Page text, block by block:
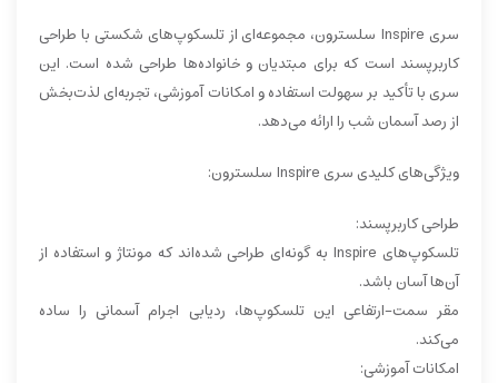
سری Inspire سلسترون، مجموعه‌ای از تلسکوپ‌های شکستی با طراحی
کاربرپسند است که برای مبتدیان و خانواده‌ها طراحی شده است. این
سری با تأکید بر سهولت استفاده و امکانات آموزشی، تجربه‌ای لذت‌بخش
از رصد آسمان شب را ارائه می‌دهد.
ویژگی‌های کلیدی سری Inspire سلسترون:
طراحی کاربرپسند:
تلسکوپ‌های Inspire به گونه‌ای طراحی شده‌اند که مونتاژ و استفاده از
آن‌ها آسان باشد.
مقر سمت-ارتفاعی این تلسکوپ‌ها، ردیابی اجرام آسمانی را ساده
می‌کند.
امکانات آموزشی: